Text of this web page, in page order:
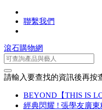
聯繫我們
滾石購物網
請輸入要查找的資訊後再按
BEYOND【THIS IS
經典閃耀 ! 張學友廣